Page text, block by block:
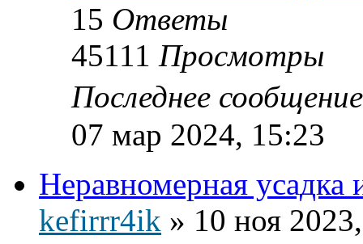
15 Ответы
45111 Просмотры
Последнее
07 мар 2024, 15:23
Неравномерная усадка
kefirrr4ik » 10 ноя